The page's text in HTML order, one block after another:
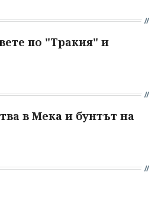
по "Тракия" и
в Мека и бунтът на